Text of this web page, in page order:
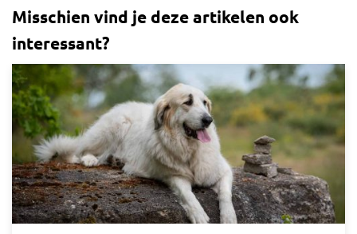
Misschien vind je deze artikelen ook
interessant?